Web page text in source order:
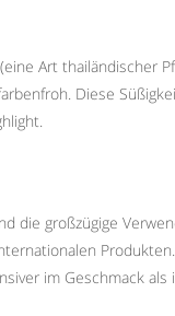
Art thailändischer
Diese
die großzügige
im Geschmack als